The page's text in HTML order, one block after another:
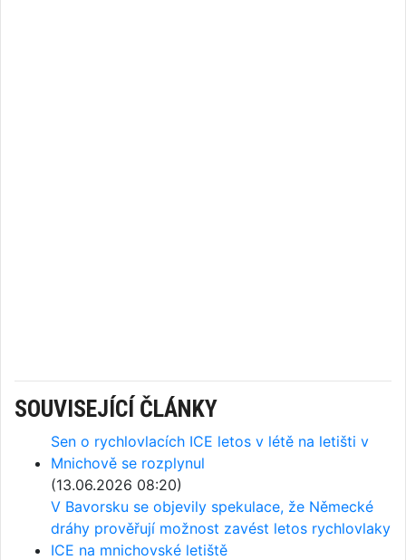
SOUVISEJÍCÍ ČLÁNKY
Sen o rychlovlacích ICE letos v létě na letišti v
Mnichově se rozplynul
(13.06.2026 08:20)
V Bavorsku se objevily spekulace, že Německé
dráhy prověřují možnost zavést letos rychlovlaky
ICE na mnichovské letiště